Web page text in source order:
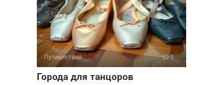
Путешествия 0
Города для танцоров